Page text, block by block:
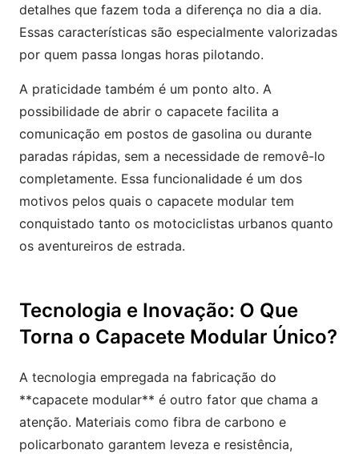
detalhes que fazem toda a diferença no dia a dia.
Essas características são especialmente valorizadas
por quem passa longas horas pilotando.
A praticidade também é um ponto alto. A
possibilidade de abrir o capacete facilita a
comunicação em postos de gasolina ou durante
paradas rápidas, sem a necessidade de removê-lo
completamente. Essa funcionalidade é um dos
motivos pelos quais o capacete modular tem
conquistado tanto os motociclistas urbanos quanto
os aventureiros de estrada.
Tecnologia e Inovação: O Que
Torna o Capacete Modular Único?
A tecnologia empregada na fabricação do
**capacete modular** é outro fator que chama a
atenção. Materiais como fibra de carbono e
policarbonato garantem leveza e resistência,